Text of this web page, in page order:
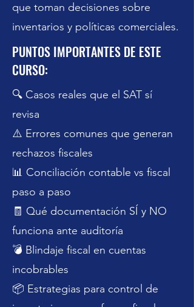
Previous
que toman decisiones sobre
inventarios y políticas comerciales.
PUNTOS IMPORTANTES DE ESTE
CURSO:
🔍 Casos reales que el SAT sí
revisa
⚠️ Errores comunes que generan
rechazos fiscales
📊 Conciliación contable vs fiscal
paso a paso
🧾 Qué documentación SÍ y NO
funciona ante auditoría
💣 Blindaje fiscal en cuentas
incobrables
📦 Estrategias para control de